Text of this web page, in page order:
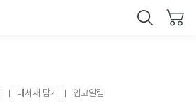
내서재 담기 입고알림